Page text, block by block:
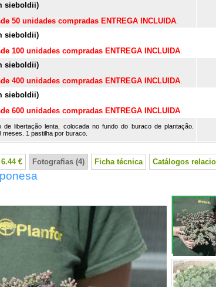
sieboldii)
50 unidades compradas ENTREGA INCLUIDA
sieboldii)
100 unidades compradas ENTREGA INCLUIDA
sieboldii)
400 unidades compradas ENTREGA INCLUIDA
sieboldii)
600 unidades compradas ENTREGA INCLUIDA
libertação lenta, colocada no fundo do buraco de plantação.
1 pastilha por buraco.
€ Fotografias (4) Ficha técnica Catálogos